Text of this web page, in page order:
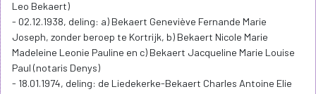
basis vormen voor de erfgoedwaarden. Dit veronderstelt
vakkundig onderhoud en indien nodig conserverende ingrepen.
Bewaren gaat steeds voor op vernieuwen. Nieuwe ingrepen en
wijzigingen in het gebruik van de molen vereisen een
geïntegreerde aanpak waarbij de impact op het geheel wordt
afgewogen en waarbij de draagkracht van de molen niet wordt